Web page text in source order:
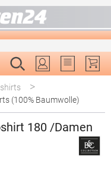
Du hast 0
>
(100% Baumwolle)
180 /Damen